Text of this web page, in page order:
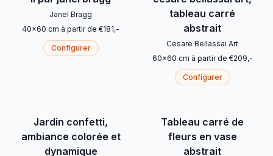
Janel Bragg
40x60 cm à partir de €181,-
Configurer
tableau carré
abstrait
Cesare Bellassai Art
60x60 cm à partir de €209,-
Configurer
Jardin confetti,
ambiance colorée et
dynamique
Tableau carré de
fleurs en vase
abstrait